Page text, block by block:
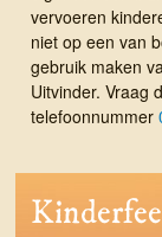
vervoeren
niet op een van
gebruik maken
Uitvinder. Vraag
telefoonnummer